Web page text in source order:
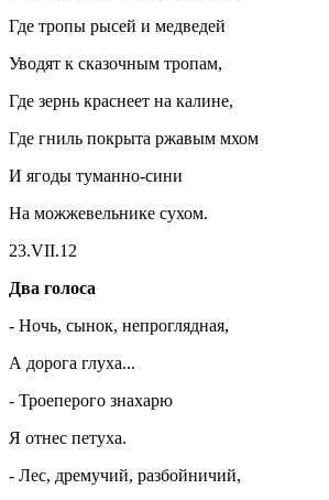
Где тропы рысей и медведей
Уводят к сказочным тропам,
Где зернь краснеет на калине,
Где гниль покрыта ржавым мхом
И ягоды туманно-сини
На можжевельнике сухом.
23.VII.12
Два голоса
- Ночь, сынок, непроглядная,
А дорога глуха...
- Троеперого знахарю
Я отнес петуха.
- Лес, дремучий, разбойничий,